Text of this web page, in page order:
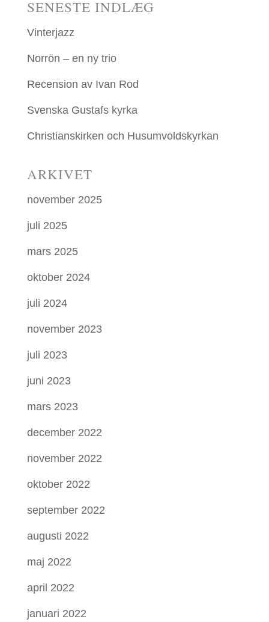
SENESTE INDLÆG
Vinterjazz
Norrön – en ny trio
Recension av Ivan Rod
Svenska Gustafs kyrka
Christianskirken och Husumvoldskyrkan
ARKIVET
november 2025
juli 2025
mars 2025
oktober 2024
juli 2024
november 2023
juli 2023
juni 2023
mars 2023
december 2022
november 2022
oktober 2022
september 2022
augusti 2022
maj 2022
april 2022
januari 2022